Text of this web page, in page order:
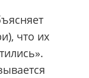
что их